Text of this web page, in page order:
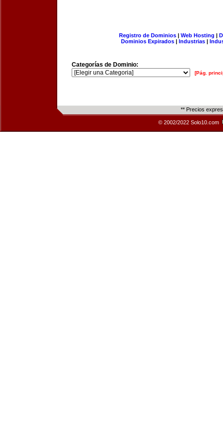
Registro de Dominios| Web Hosting |
Dominios Expirados | Industrias |
Categorías de Dominio:
[Pág.
** Precios
© 2002/2022 Solo10.com